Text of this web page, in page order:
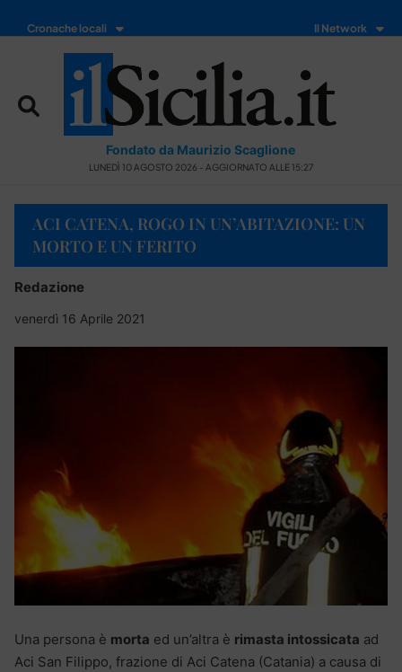
Cronache locali Il Network
Fondato da Maurizio Scaglione
LUNEDÌ 10 AGOSTO 2026 - AGGIORNATO ALLE 15:27
ACI CATENA, ROGO IN UN’ABITAZIONE: UN
MORTO E UN FERITO
Redazione
venerdì 16 Aprile 2021
Una persona è morta ed un’altra è rimasta intossicata ad
Aci San Filippo, frazione di Aci Catena (Catania) a causa di